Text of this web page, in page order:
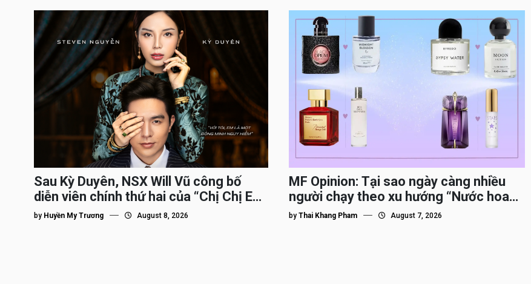
Sau Kỳ Duyên, NSX Will Vũ công bố
diễn viên chính thứ hai của “Chị Chị Em
Em 3″
by Huyền My Trương August 8, 2026
MF Opinion: Tại sao ngày càng nhiều
người chạy theo xu hướng “Nước hoa
Dupe”?
by Thai Khang Pham August 7, 2026